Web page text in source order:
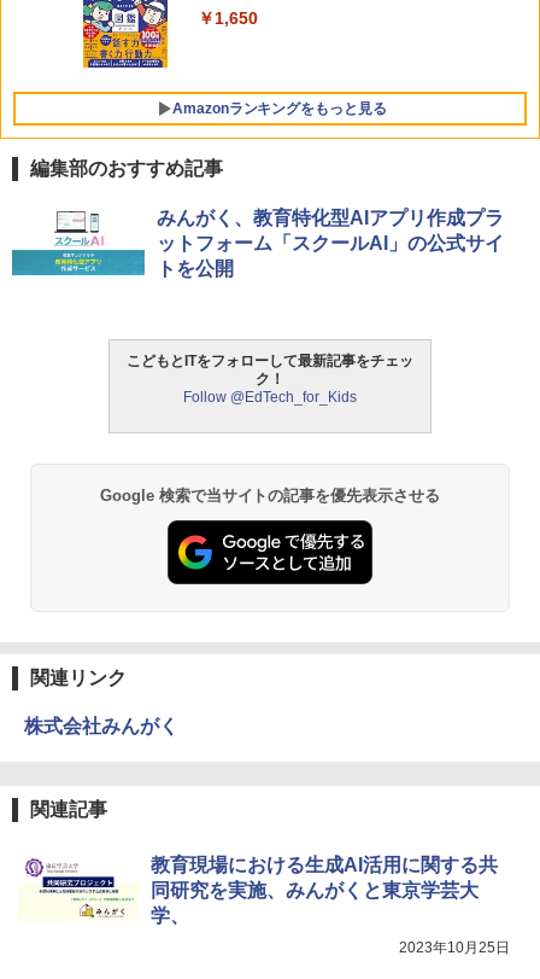
早期開発 (スタンダード・エディション)
￥2,959
￥1,650
Amazonランキングをもっと見る
ThinkFun ボードゲーム 「サーキット・
メイズ」 配線回路をプログラミングする
日本語説明書付 8歳~ 76341 誕生日 クリ
スマス
モルカ: 原子・分子に強くなるカードゲ
ーム
物理実験モデル楽器電磁気教材を教える
ダルトンボード/ゴルトンボード物理学、
4
エンスツール
￥849
編集部のおすすめ記事
みんがく、教育特化型AIアプリ作成プラ
ットフォーム「スクールAI」の公式サイ
トを公開
こどもとITをフォローして最新記事をチェッ
ク！
Follow @EdTech_for_Kids
Google 検索で当サイトの記事を優先表示させる
関連リンク
株式会社みんがく
関連記事
教育現場における生成AI活用に関する共
同研究を実施、みんがくと東京学芸大
学、
2023年10月25日